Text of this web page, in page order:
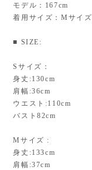
モデル：167cm
着用サイズ：Mサイズ
■ SIZE:
Sサイズ：
身丈:130cm
肩幅:36cm
ウエスト:110cm
バスト82cm
Mサイズ :
身丈:133cm
肩幅:37cm